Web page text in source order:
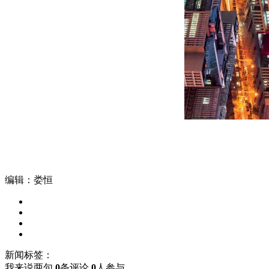
编辑：娄恒
新闻标签：